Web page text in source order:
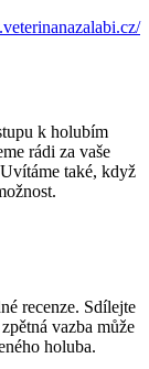
k holubím
rádi za vaše
také, když
recenze. Sdílejte
vazba může
holuba.